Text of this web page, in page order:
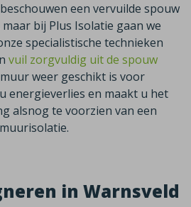
een vervuilde spouw
bij Plus Isolatie gaan we
specialistische technieken
vuil zorgvuldig uit de spouw
weer geschikt is voor
energieverlies en maakt u het
alsnog te voorzien van een
in Warnsveld